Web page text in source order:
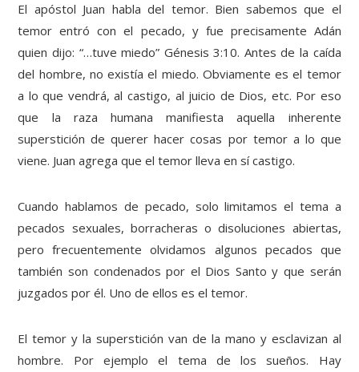
El apóstol Juan habla del temor. Bien sabemos que el
temor entró con el pecado, y fue precisamente Adán
quien dijo: “…tuve miedo” Génesis 3:10. Antes de la caída
del hombre, no existía el miedo. Obviamente es el temor
a lo que vendrá, al castigo, al juicio de Dios, etc. Por eso
que la raza humana manifiesta aquella inherente
superstición de querer hacer cosas por temor a lo que
viene. Juan agrega que el temor lleva en sí castigo.
Cuando hablamos de pecado, solo limitamos el tema a
pecados sexuales, borracheras o disoluciones abiertas,
pero frecuentemente olvidamos algunos pecados que
también son condenados por el Dios Santo y que serán
juzgados por él. Uno de ellos es el temor.
El temor y la superstición van de la mano y esclavizan al
hombre. Por ejemplo el tema de los sueños. Hay